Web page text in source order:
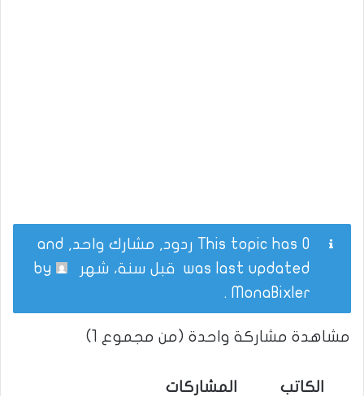
This topic has 0 ردود, مشارك واحد, and
was last updated قبل سنة، شهر
MonaBixler
.
مشاهدة مشاركة واحدة (من مجموع 1)
الكاتب المشاركات